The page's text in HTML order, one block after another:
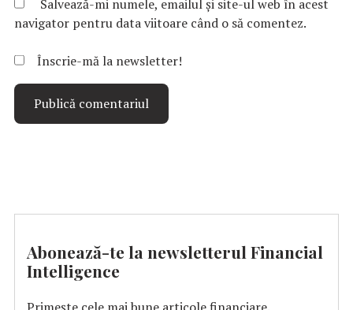
navigator pentru data viitoare când o să comentez.
Înscrie-mă la newsletter!
Abonează-te la newsletterul Financial
Intelligence
Primește cele mai bune articole financiare.